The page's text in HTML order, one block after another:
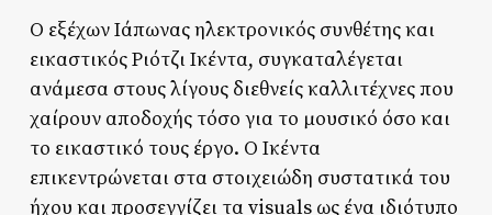
Ο εξέχων Ιάπωνας ηλεκτρονικός συνθέτης και
εικαστικός Ριότζι Ικέντα, συγκαταλέγεται
ανάμεσα στους λίγους διεθνείς καλλιτέχνες που
χαίρουν αποδοχής τόσο για το μουσικό όσο και
το εικαστικό τους έργο. Ο Ικέντα
επικεντρώνεται στα στοιχειώδη συστατικά του
ήχου και προσεγγίζει τα visuals ως ένα ιδιότυπο